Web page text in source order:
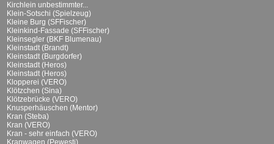
Kirchlein unbestimmter...
Klein-Sotschi (Spielzeug)
Kleine Burg (SFFischer)
Kleinkind-Fassade (SFFischer)
Kleinsegler (BKF Blumenau)
Kleinstadt (Brandt)
Kleinstadt (Burgdorfer)
Kleinstadt (Heros)
Kleinstadt (Heros)
Klopperei (VERO)
Klötzchen (Sina)
Klötzebrücke (VERO)
Knusperhäuschen (Mentor)
Kran (Steba)
Kran (VERO)
Kran - sehr einfach (VERO)
Kranwagen (Pewesti)